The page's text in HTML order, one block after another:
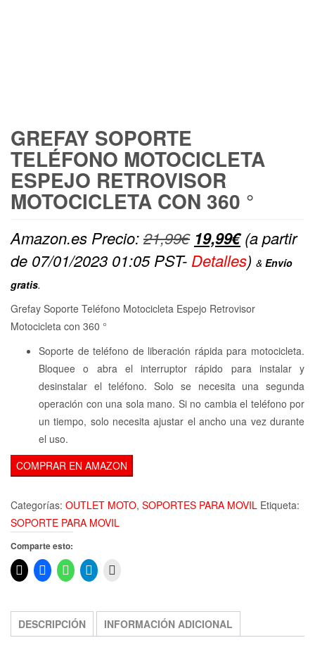
GREFAY SOPORTE
TELÉFONO MOTOCICLETA
ESPEJO RETROVISOR
MOTOCICLETA CON 360 °
Amazon.es Precio:21,99€ El
precio
era:
19,99€El
precio
es:
(a partir
de 07/01/2023 01:05 PST- Detalles) & Envío
gratis.
Grefay Soporte Teléfono Motocicleta Espejo Retrovisor
Motocicleta con 360 °
Soporte de teléfono de liberación rápida para motocicleta.
Bloquee o abra el interruptor rápido para instalar y
desinstalar el teléfono. Solo se necesita una segunda
operación con una sola mano. Si no cambia el teléfono por
un tiempo, solo necesita ajustar el ancho una vez durante
el uso.
COMPRAR EN AMAZON
Categorías: OUTLET MOTO, SOPORTES PARA MOVIL Etiqueta:
SOPORTE PARA MOVIL
Comparte esto:
DESCRIPCIÓN INFORMACIÓN ADICIONAL